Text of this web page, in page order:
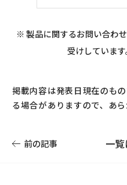
※ 製品に関するお問い合わ
受けしていま
掲載内容は発表日現在のも
る場合がありますので、あ
前の記事 一